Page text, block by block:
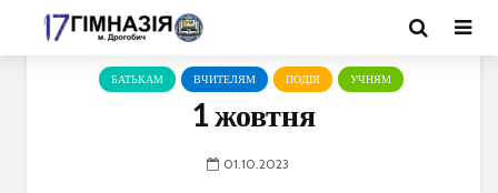
БАТЬКАМ ВЧИТЕЛЯМ ПОДІЯ УЧНЯМ
1 жовтня
01.10.2023